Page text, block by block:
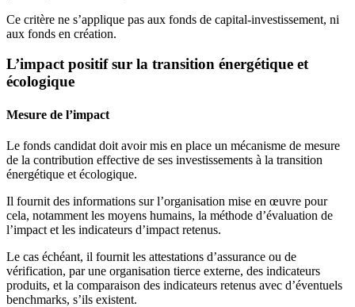
Ce critère ne s’applique pas aux fonds de capital-investissement, ni
aux fonds en création.
L’impact positif sur la transition énergétique et
écologique
Mesure de l’impact
Le fonds candidat doit avoir mis en place un mécanisme de mesure
de la contribution effective de ses investissements à la transition
énergétique et écologique.
Il fournit des informations sur l’organisation mise en œuvre pour
cela, notamment les moyens humains, la méthode d’évaluation de
l’impact et les indicateurs d’impact retenus.
Le cas échéant, il fournit les attestations d’assurance ou de
vérification, par une organisation tierce externe, des indicateurs
produits, et la comparaison des indicateurs retenus avec d’éventuels
benchmarks, s’ils existent.